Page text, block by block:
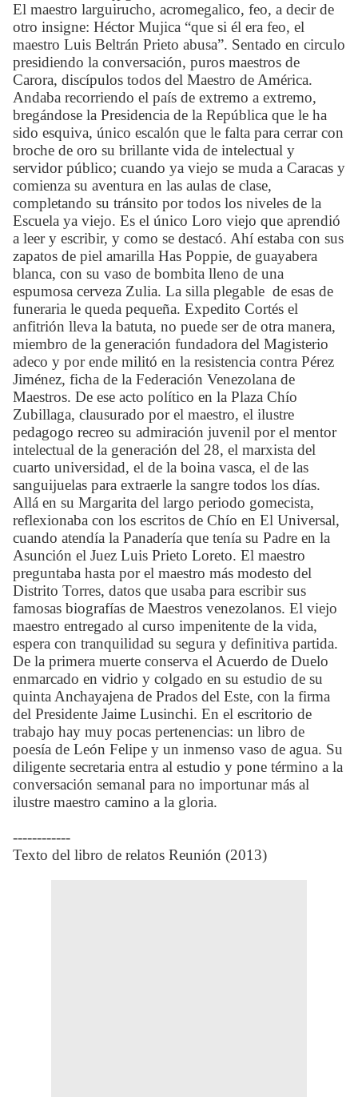
El maestro larguirucho, acromegalico, feo, a decir de
otro insigne: Héctor Mujica “que si él era feo, el
maestro Luis Beltrán Prieto abusa”. Sentado en circulo
presidiendo la conversación, puros maestros de
Carora, discípulos todos del Maestro de América.
Andaba recorriendo el país de extremo a extremo,
bregándose la Presidencia de la República que le ha
sido esquiva, único escalón que le falta para cerrar con
broche de oro su brillante vida de intelectual y
servidor público; cuando ya viejo se muda a Caracas y
comienza su aventura en las aulas de clase,
completando su tránsito por todos los niveles de la
Escuela ya viejo. Es el único Loro viejo que aprendió
a leer y escribir, y como se destacó. Ahí estaba con sus
zapatos de piel amarilla Has Poppie, de guayabera
blanca, con su vaso de bombita lleno de una
espumosa cerveza Zulia. La silla plegable de esas de
funeraria le queda pequeña. Expedito Cortés el
anfitrión lleva la batuta, no puede ser de otra manera,
miembro de la generación fundadora del Magisterio
adeco y por ende militó en la resistencia contra Pérez
Jiménez, ficha de la Federación Venezolana de
Maestros. De ese acto político en la Plaza Chío
Zubillaga, clausurado por el maestro, el ilustre
pedagogo recreo su admiración juvenil por el mentor
intelectual de la generación del 28, el marxista del
cuarto universidad, el de la boina vasca, el de las
sanguijuelas para extraerle la sangre todos los días.
Allá en su Margarita del largo periodo gomecista,
reflexionaba con los escritos de Chío en El Universal,
cuando atendía la Panadería que tenía su Padre en la
Asunción el Juez Luis Prieto Loreto. El maestro
preguntaba hasta por el maestro más modesto del
Distrito Torres, datos que usaba para escribir sus
famosas biografías de Maestros venezolanos. El viejo
maestro entregado al curso impenitente de la vida,
espera con tranquilidad su segura y definitiva partida.
De la primera muerte conserva el Acuerdo de Duelo
enmarcado en vidrio y colgado en su estudio de su
quinta Anchayajena de Prados del Este, con la firma
del Presidente Jaime Lusinchi. En el escritorio de
trabajo hay muy pocas pertenencias: un libro de
poesía de León Felipe y un inmenso vaso de agua. Su
diligente secretaria entra al estudio y pone término a la
conversación semanal para no importunar más al
ilustre maestro camino a la gloria.
------------
Texto del libro de relatos Reunión (2013)